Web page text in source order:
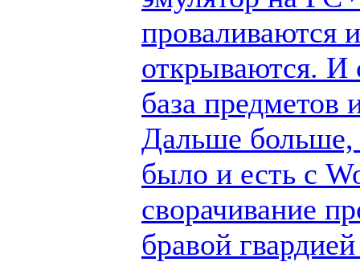
проваливаются
открываются. И
база предметов
Дальше больше,
было и есть с
сворачивание
бравой